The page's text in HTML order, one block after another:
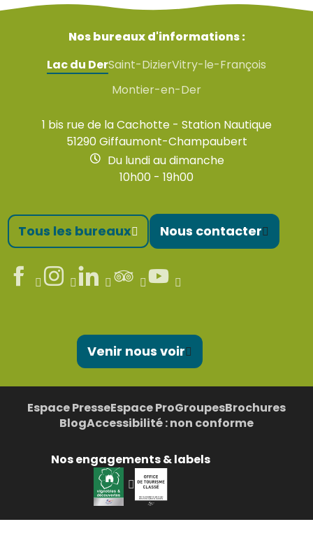
Nos bureaux d'informations :
Lac du DerSaint-DizierVitry-le-François
Montier-en-Der
1 bis rue de la Cachotte - Station Nautique
51290 Giffaumont-Champaubert
Du lundi au dimanche
10h00 - 19h00
Tous les bureaux Nous contacter
Venir nous voir
Espace PresseEspace ProGroupesBrochures
BlogAccessibilité : non conforme
Nos engagements & labels